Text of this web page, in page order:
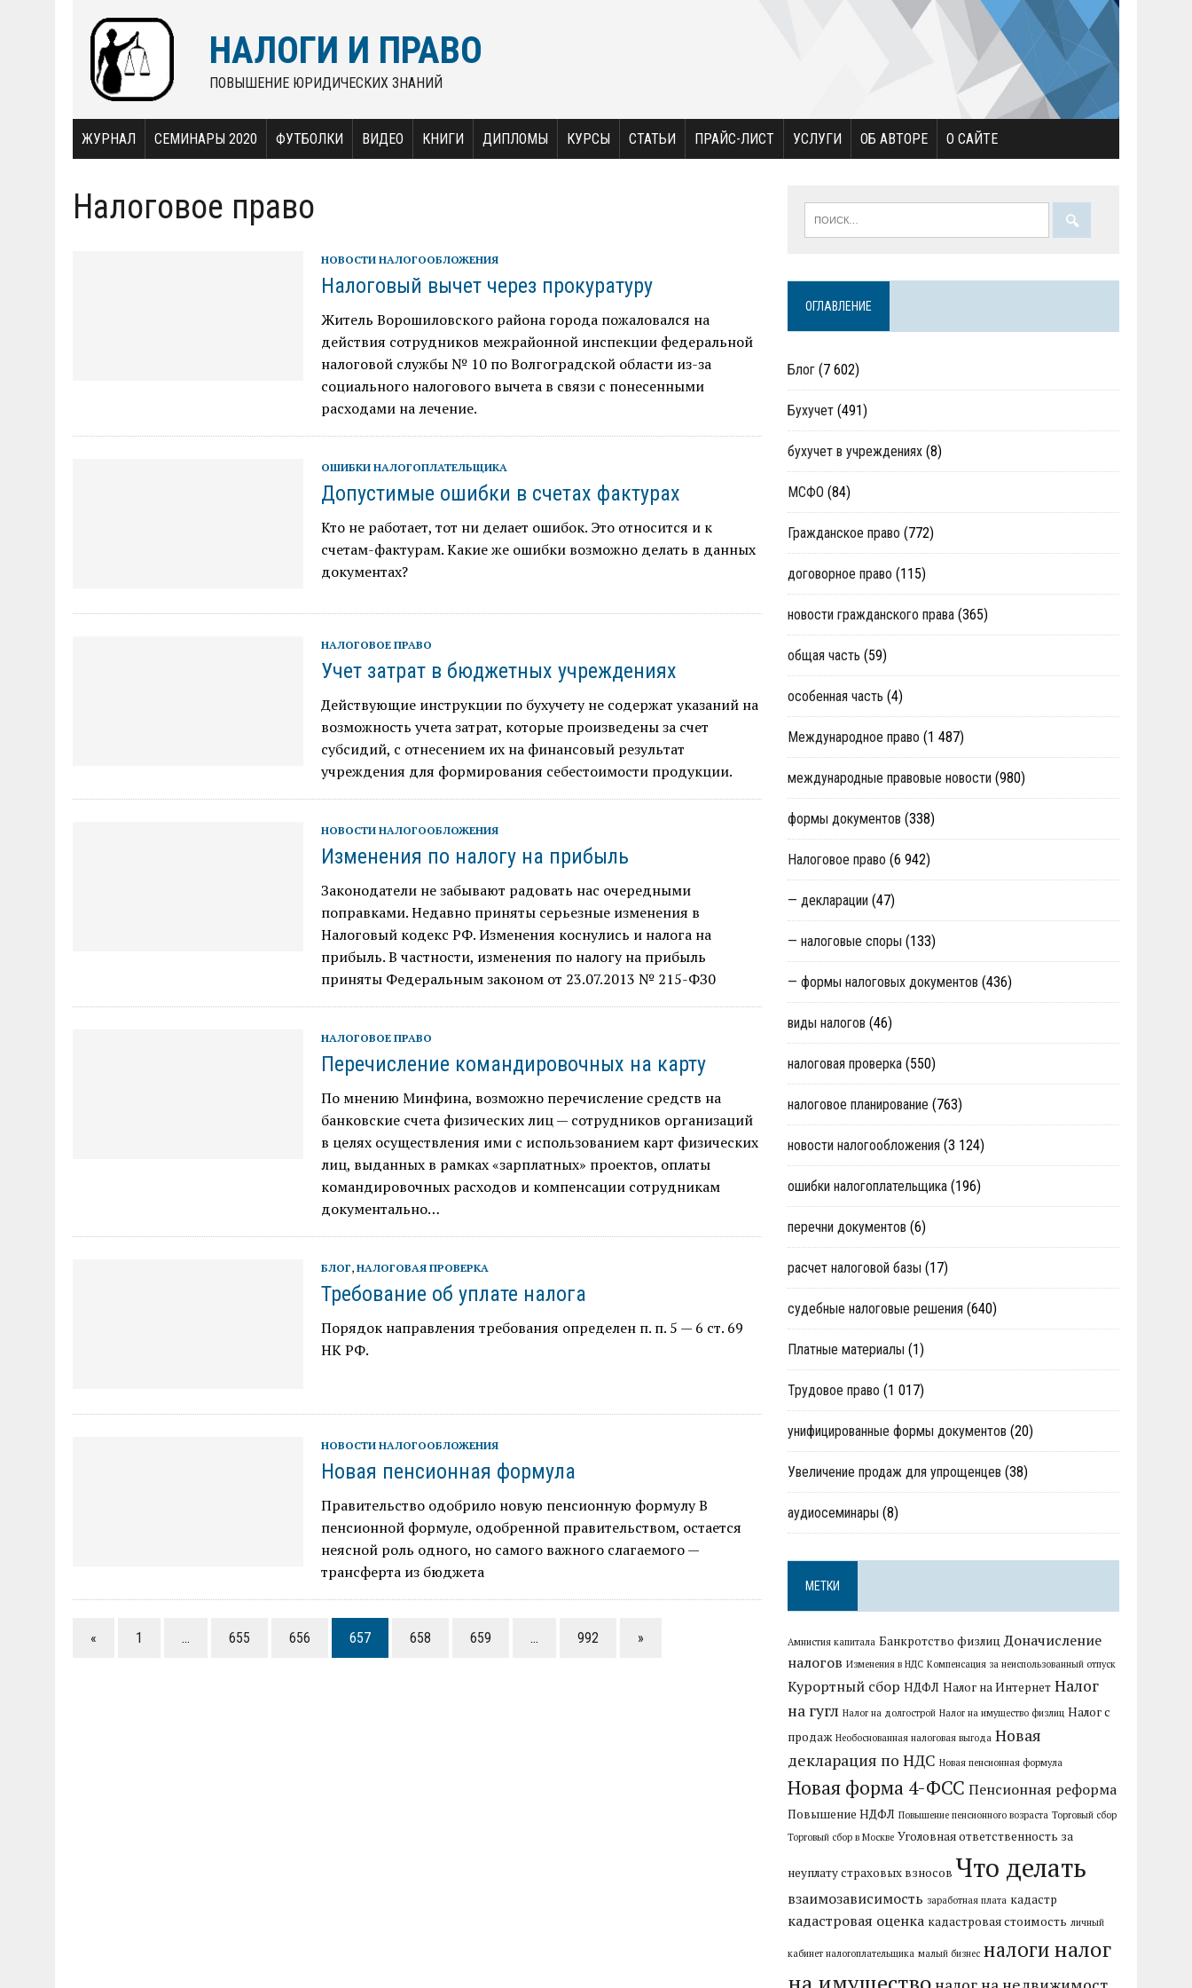
НАЛОГИ И ПРАВО
ПОВЫШЕНИЕ ЮРИДИЧЕСКИХ ЗНАНИЙ
ЖУРНАЛ СЕМИНАРЫ 2020 ФУТБОЛКИ ВИДЕО КНИГИ ДИПЛОМЫ КУРСЫ СТАТЬИ ПРАЙС-ЛИСТ УСЛУГИ ОБ АВТОРЕ О САЙТЕ
Налоговое право
НОВОСТИ НАЛОГООБЛОЖЕНИЯ
Налоговый вычет через прокуратуру
Житель Ворошиловского района города пожаловался на
действия сотрудников межрайонной инспекции федеральной
налоговой службы № 10 по Волгоградской области из-за
социального налогового вычета в связи с понесенными
расходами на лечение.
ОШИБКИ НАЛОГОПЛАТЕЛЬЩИКА
Допустимые ошибки в счетах фактурах
Кто не работает, тот ни делает ошибок. Это относится и к
счетам-фактурам. Какие же ошибки возможно делать в данных
документах?
НАЛОГОВОЕ ПРАВО
Учет затрат в бюджетных учреждениях
Действующие инструкции по бухучету не содержат указаний на
возможность учета затрат, которые произведены за счет
субсидий, с отнесением их на финансовый результат
учреждения для формирования себестоимости продукции.
НОВОСТИ НАЛОГООБЛОЖЕНИЯ
Изменения по налогу на прибыль
Законодатели не забывают радовать нас очередными
поправками. Недавно приняты серьезные изменения в
Налоговый кодекс РФ. Изменения коснулись и налога на
прибыль. В частности, изменения по налогу на прибыль
приняты Федеральным законом от 23.07.2013 № 215-ФЗ0
НАЛОГОВОЕ ПРАВО
Перечисление командировочных на карту
По мнению Минфина, возможно перечисление средств на
банковские счета физических лиц — сотрудников организаций
в целях осуществления ими с использованием карт физических
лиц, выданных в рамках «зарплатных» проектов, оплаты
командировочных расходов и компенсации сотрудникам
документально…
БЛОГ, НАЛОГОВАЯ ПРОВЕРКА
Требование об уплате налога
Порядок направления требования определен п. п. 5 — 6 ст. 69
НК РФ.
НОВОСТИ НАЛОГООБЛОЖЕНИЯ
Новая пенсионная формула
Правительство одобрило новую пенсионную формулу В
пенсионной формуле, одобренной правительством, остается
неясной роль одного, но самого важного слагаемого —
трансферта из бюджета
« 1 … 655 656 657 658 659 … 992 »
ОГЛАВЛЕНИЕ
Блог (7 602)
Бухучет (491)
бухучет в учреждениях (8)
МСФО (84)
Гражданское право (772)
договорное право (115)
новости гражданского права (365)
общая часть (59)
особенная часть (4)
Международное право (1 487)
международные правовые новости (980)
формы документов (338)
Налоговое право (6 942)
— декларации (47)
— налоговые споры (133)
— формы налоговых документов (436)
виды налогов (46)
налоговая проверка (550)
налоговое планирование (763)
новости налогообложения (3 124)
ошибки налогоплательщика (196)
перечни документов (6)
расчет налоговой базы (17)
судебные налоговые решения (640)
Платные материалы (1)
Трудовое право (1 017)
унифицированные формы документов (20)
Увеличение продаж для упрощенцев (38)
аудиосеминары (8)
МЕТКИ
Амнистия капитала Банкротство физлиц Доначисление
налогов Изменения в НДС Компенсация за неиспользованный отпуск
Курортный сбор НДФЛ Налог на Интернет Налог
на гугл Налог на долгострой Налог на имущество физлиц Налог с
продаж Необоснованная налоговая выгода Новая
декларация по НДС Новая пенсионная формула
Новая форма 4-ФСС Пенсионная реформа
Повышение НДФЛ Повышение пенсионного возраста Торговый сбор
Торговый сбор в Москве Уголовная ответственность за
неуплату страховых взносов Что делать
взаимозависимость заработная плата кадастр
кадастровая оценка кадастровая стоимость личный
кабинет налогоплательщика малый бизнес налоги налог